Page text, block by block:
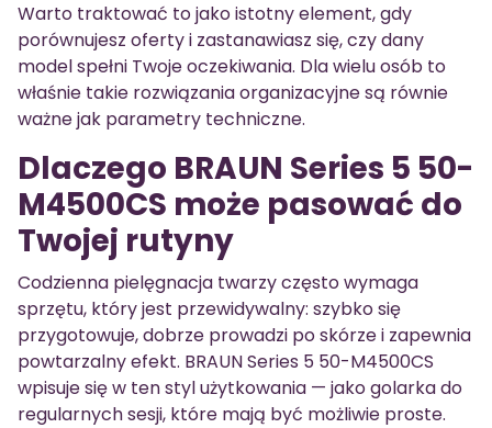
Warto traktować to jako istotny element, gdy
porównujesz oferty i zastanawiasz się, czy dany
model spełni Twoje oczekiwania. Dla wielu osób to
właśnie takie rozwiązania organizacyjne są równie
ważne jak parametry techniczne.
Dlaczego BRAUN Series 5 50-
M4500CS może pasować do
Twojej rutyny
Codzienna pielęgnacja twarzy często wymaga
sprzętu, który jest przewidywalny: szybko się
przygotowuje, dobrze prowadzi po skórze i zapewnia
powtarzalny efekt. BRAUN Series 5 50-M4500CS
wpisuje się w ten styl użytkowania — jako golarka do
regularnych sesji, które mają być możliwie proste.